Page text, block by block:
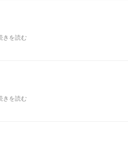
きを読む
をたくさん見つけられて面白かった。
り、ストレスで帯電した人たちが近づ
になり、脳が制御しているいろんな感
る、そして知っている」という錯覚は
きを読む